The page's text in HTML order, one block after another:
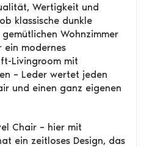
Wertigkeit und
klassische dunkle
Wohnzimmer
ein modernes
Livingroom mit
– Leder wertet jeden
und einen ganz eigenen
Chair – hier mit
ein zeitloses Design, das